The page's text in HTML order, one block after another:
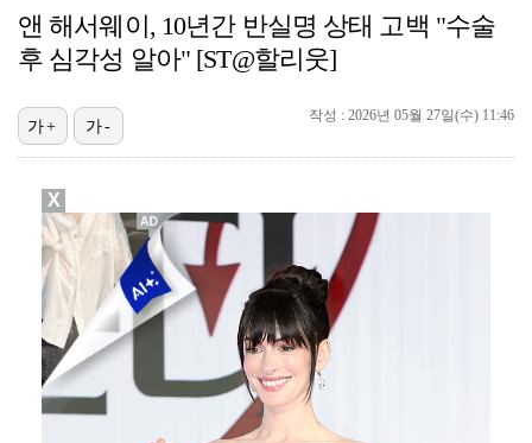
'첫 승 도전' 장은수 "우승 의식하기보다 내 플레이에…
[ST포토] 선수들 지켜보는 디에고 시메오네 감독
[ST포토] 오픈트레이닝 나서는 이강인
[ST포토] 이강인, 이적 후 팬들 앞에서 첫 일정
[ST포토] 이강인 보는 토마르마
[ST포토] 이강인, AT마드리드 합류
앤 해서웨이, 10년간 반실명 상태 고백 "수술
후 심각성 알아" [ST@할리웃]
작성 : 2026년 05월 27일(수) 11:46
가+ 가-
X